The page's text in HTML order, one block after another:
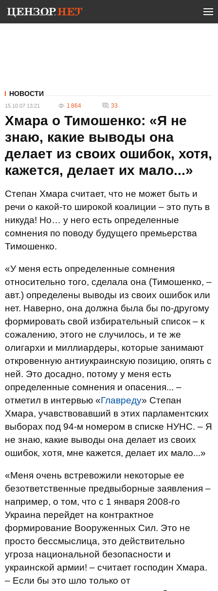
НОВОСТИ
15.10.07 13:21 1 864 33
Хмара о Тимошенко: «Я не
знаю, какие выводы она
делает из своих ошибок, хотя,
кажется, делает их мало...»
Степан Хмара считает, что не может быть и
речи о какой-то широкой коалиции – это путь в
никуда! Но… у него есть определенные
сомнения по поводу будущего премьерства
Тимошенко.
«У меня есть определенные сомнения
относительно того, сделала она (Тимошенко, –
авт.) определены выводы из своих ошибок или
нет. Наверно, она должна была бы по-другому
формировать свой избирательный список – к
сожалению, этого не случилось, и те же
олигархи и миллиардеры, которые занимают
откровенную антиукраинскую позицию, опять с
ней. Это досадно, потому у меня есть
определенные сомнения и опасения... –
отметил в интервью «Главреду» Степан
Хмара, учавствовавший в этих парламентских
выборах под 94-м номером в списке НУНС. – Я
не знаю, какие выводы она делает из своих
ошибок, хотя, мне кажется, делает их мало...»
«Меня очень встревожили некоторые ее
безответственные предвыборные заявления –
например, о том, что с 1 января 2008-го
Украина перейдет на контрактное
формирование Вооруженных Сил. Это не
просто бессмыслица, это действительно
угроза национальной безопасности и
украинской армии! – считает господин Хмара.
– Если бы это шло только от